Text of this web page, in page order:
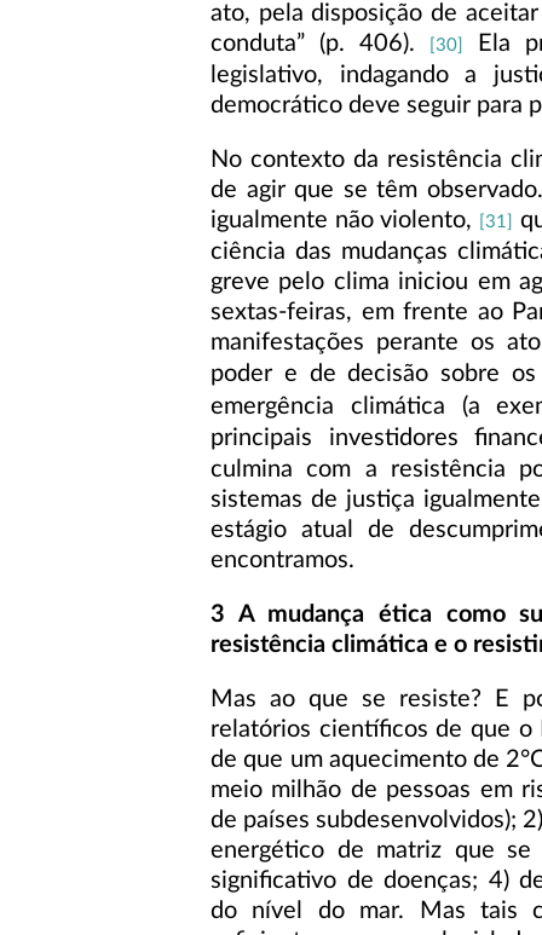
ato, pela disposição de
conduta” (p. 406).
[30]
Ela
legislativo, indagando a
democrático deve seguir para
No contexto da resistência
de agir que se têm
igualmente não violento,
[31]
ciência das mudanças
greve pelo clima iniciou em
sextas-feiras, em frente ao
manifestações perante os
poder e de decisão sobre
emergência climática (a
principais investidores
culmina com a resistência
sistemas de justiça
estágio atual de
encontramos.
3 A mudança ética como
resistência climática e o
Mas ao que se resiste? E
relatórios científicos de que o
de que um aquecimento de
meio milhão de pessoas em
de países subdesenvolvidos);
energético de matriz que se
significativo de doenças; 4)
do nível do mar. Mas tais